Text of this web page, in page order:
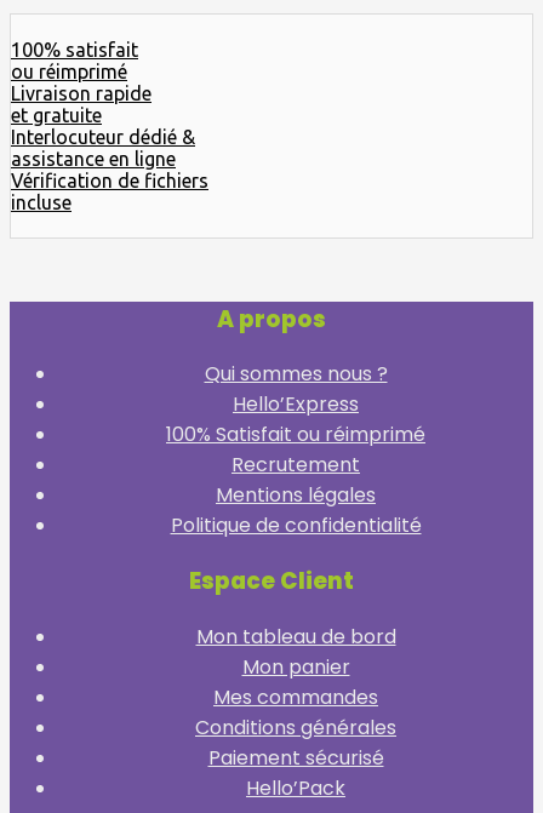
100% satisfait
ou réimprimé
Livraison rapide
et gratuite
Interlocuteur dédié &
assistance en ligne
Vérification de fichiers
incluse
A propos
Qui sommes nous ?
Hello’Express
100% Satisfait ou réimprimé
Recrutement
Mentions légales
Politique de confidentialité
Espace Client
Mon tableau de bord
Mon panier
Mes commandes
Conditions générales
Paiement sécurisé
Hello’Pack